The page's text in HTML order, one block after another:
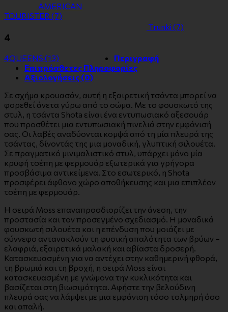
ΑMERICAN
TOURISTER (7)
Τrunki (7)
4
4QUEENS (13)
Περιγραφή
Επιπρόσθετες Πληροφορίες
Αξιολογήσεις (0)
Σε σχήμα κρουασάν, αυτή η εξαιρετική τσάντα μπορεί να
φορεθεί άνετα γύρω από το σώμα. Με το φουσκωτό της
στυλ, η τσάντα Shota είναι ένα εντυπωσιακό αξεσουάρ
που προσθέτει μια εντυπωσιακή πινελιά στην εμφάνισή
σας. Οι λαβές αναδύονται κομψά από τη μία πλευρά της
τσάντας, δίνοντάς της μια μοναδική, γλυπτική σιλουέτα.
Σε πραγματικό μινιμαλιστικό στυλ, υπάρχει μόνο μία
κρυφή τσέπη με φερμουάρ εξωτερικά για γρήγορα
προσβάσιμα αντικείμενα. Στο εσωτερικό, η Shota
προσφέρει άφθονο χώρο αποθήκευσης και μια επιπλέον
τσέπη με φερμουάρ.
Η σειρά Moss επαναπροσδιορίζει την άνεση, την
προστασία και τον προσεγμένο σχεδιασμό. Η μοναδικά
φουσκωτή σιλουέτα και η επένδυση που μοιάζει με
σύννεφο αντανακλούν τη φυσική απαλότητα των βρύων –
ελαφριά, εξαιρετικά μαλακή και αβίαστα δροσερή.
Κατασκευασμένη για να αντέχει στην καθημερινή φθορά,
τη βρωμιά και τη βροχή, η σειρά Moss είναι
κατασκευασμένη με γνώμονα την κυκλικότητα και
βασίζεται στη βιωσιμότητα. Αφήστε την βελούδινη
πλευρά σας να λάμψει με μια εμφάνιση τόσο τολμηρή όσο
και απαλή.